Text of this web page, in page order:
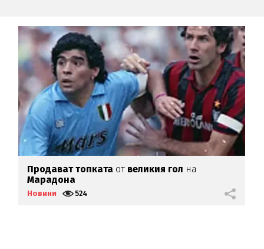
Продават топката от великия гол на
Марадона
Новини 524